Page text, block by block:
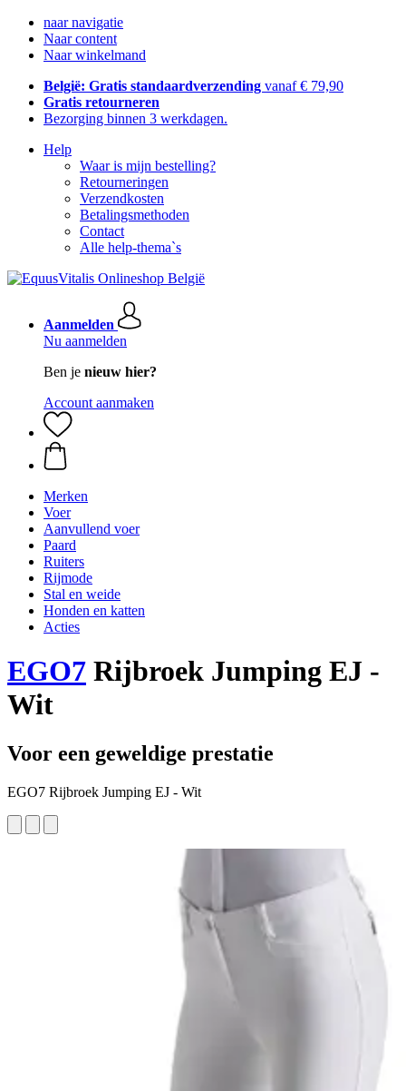
naar navigatie
Naar content
Naar winkelmand
België: Gratis standaardverzending vanaf € 79,90
Gratis retourneren
Bezorging binnen 3 werkdagen.
Help
Waar is mijn bestelling?
Retourneringen
Verzendkosten
Betalingsmethoden
Contact
Alle help-thema`s
Aanmelden
Nu aanmelden
Ben je nieuw hier?
Account aanmaken
Merken
Voer
Aanvullend voer
Paard
Ruiters
Rijmode
Stal en weide
Honden en katten
Acties
EGO7 Rijbroek Jumping EJ -
Wit
Voor een geweldige prestatie
EGO7 Rijbroek Jumping EJ - Wit